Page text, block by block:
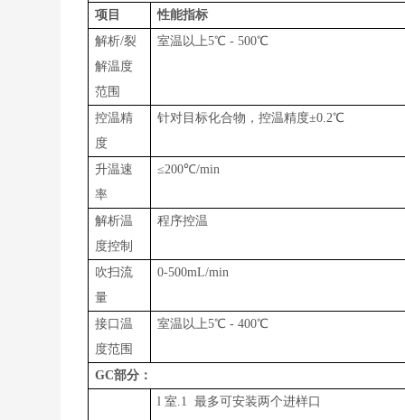
项目
性能指标
解析/裂
解温度
范围
室温以上5℃ - 500℃
控温精
度
针对目标化合物，控温精度±0.2℃
升温速
率
≤200℃/min
解析温
度控制
程序控温
吹扫流
量
0-500mL/min
接口温
度范围
室温以上5℃ - 400℃
GC部分：
l室.1 最多可安装两个进样口